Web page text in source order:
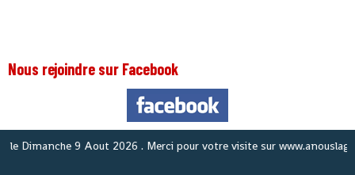
Nous rejoindre sur Facebook